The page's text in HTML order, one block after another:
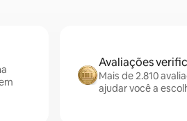
Avaliações
Mais de 2.810
ajudar você a